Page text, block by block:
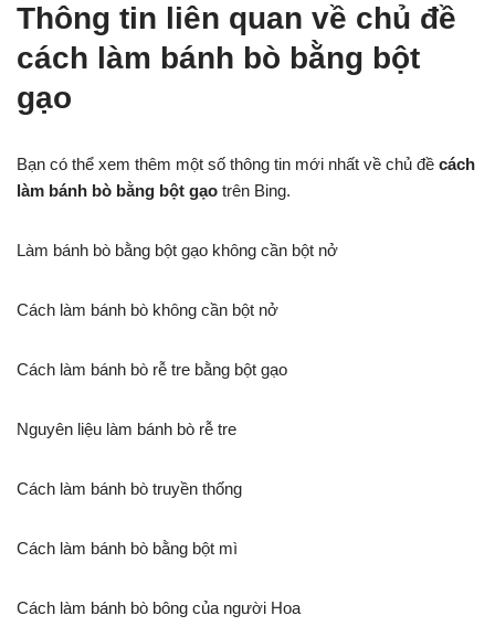
Thông tin liên quan về chủ đề
cách làm bánh bò bằng bột
gạo
Bạn có thể xem thêm một số thông tin mới nhất về chủ đề cách
làm bánh bò bằng bột gạo trên Bing.
Làm bánh bò bằng bột gạo không cần bột nở
Cách làm bánh bò không cần bột nở
Cách làm bánh bò rễ tre bằng bột gạo
Nguyên liệu làm bánh bò rễ tre
Cách làm bánh bò truyền thống
Cách làm bánh bò bằng bột mì
Cách làm bánh bò bông của người Hoa